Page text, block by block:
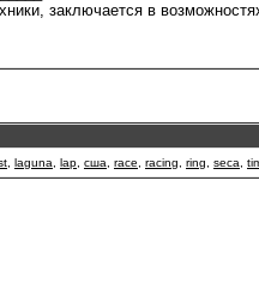
заключается в
laguna lap сша race racing ring seca